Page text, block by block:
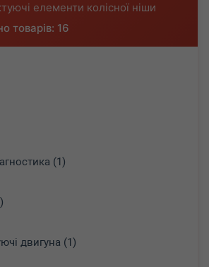
елементи колісної ніши
товарів: 16
(1)
двигуна (1)